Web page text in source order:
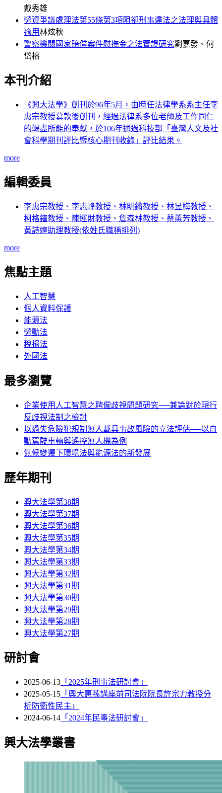
戴秀雄
勞資爭議處理法第55條第3項阻卻刑事違法之法理與具體
適用林炫秋
警察機關國家賠償案件慰撫金之法實證研究劉嘉發、何
岱榕
本刊介紹
《興大法學》創刊於96年5月，由時任法律學系系主任李
惠宗教授募款後創刊，經過法律系多位老師及工作同仁
的竭盡所能的奉獻，於106年通過科技部「臺灣人文及社
會科學期刊評比暨核心期刊收錄」評比結果。
more
編輯委員
李惠宗教授、李志峰教授、林明鏘教授、林昱梅教授、
柯格鐘教授、陳運財教授、詹森林教授、蔡蕙芳教授、
黃詩婷助理教授(依姓氏職稱排列)
more
焦點主題
人工智慧
個人資料保護
能源法
勞動法
稅捐法
外國法
最多瀏覽
企業使用人工智慧之聘僱歧視問題研究──兼論對於現行
反歧視法制之檢討
以過失危險犯規制無人載具事故風險的立法評估──以自
動駕駛車輛與遙控無人機為例
氣候變遷下環境法與能源法的新發展
歷年期刊
興大法學第38期
興大法學第37期
興大法學第36期
興大法學第35期
興大法學第34期
興大法學第33期
興大法學第32期
興大法學第31期
興大法學第30期
興大法學第29期
興大法學第28期
興大法學第27期
研討會
2025-06-13 「2025年刑事法研討會」
2025-05-15 「興大惠蓀講座前司法院院長許宗力教授分
析防衛性民主」
2024-06-14 「2024年民事法研討會」
興大法學叢書